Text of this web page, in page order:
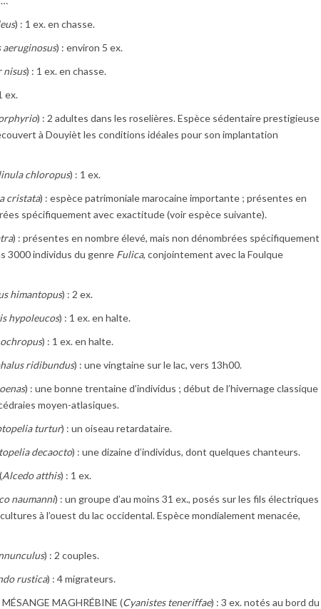
) : 1 ex. en chasse.
aeruginosus) : environ 5 ex.
nisus) : 1 ex. en chasse.
ex.
) : 2 adultes dans les roselières. Espèce sédentaire prestigieuse
à Douyièt les conditions idéales pour son implantation
chloropus) : 1 ex.
cristata) : espèce patrimoniale marocaine importante ; présentes en
spécifiquement avec exactitude (voir espèce suivante).
) : présentes en nombre élevé, mais non dénombrées spécifiquement
3000 individus du genre Fulica, conjointement avec la Foulque
himantopus) : 2 ex.
hypoleucos) : 1 ex. en halte.
) : 1 ex. en halte.
ridibundus) : une vingtaine sur le lac, vers 13h00.
) : une bonne trentaine d’individus ; début de l’hivernage classique
moyen-atlasiques.
turtur) : un oiseau retardataire.
decaocto) : une dizaine d’individus, dont quelques chanteurs.
Alcedo atthis) : 1 ex.
naumanni) : un groupe d’au moins 31 ex., posés sur les fils électriques
à l’ouest du lac occidental. Espèce mondialement menacée,
) : 2 couples.
rustica) : 4 migrateurs.
MAGHRÉBINE (Cyanistes teneriffae) : 3 ex. notés au bord du